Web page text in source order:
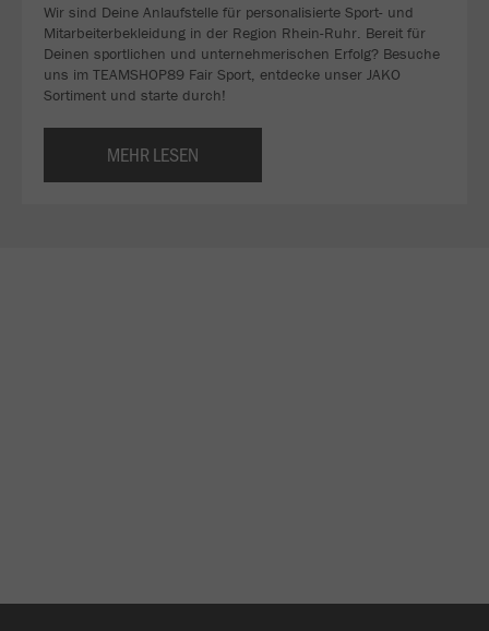
Wir sind Deine Anlaufstelle für personalisierte Sport- und
Mitarbeiterbekleidung in der Region Rhein-Ruhr. Bereit für
Deinen sportlichen und unternehmerischen Erfolg? Besuche
uns im TEAMSHOP89 Fair Sport, entdecke unser JAKO
Sortiment und starte durch!
MEHR LESEN